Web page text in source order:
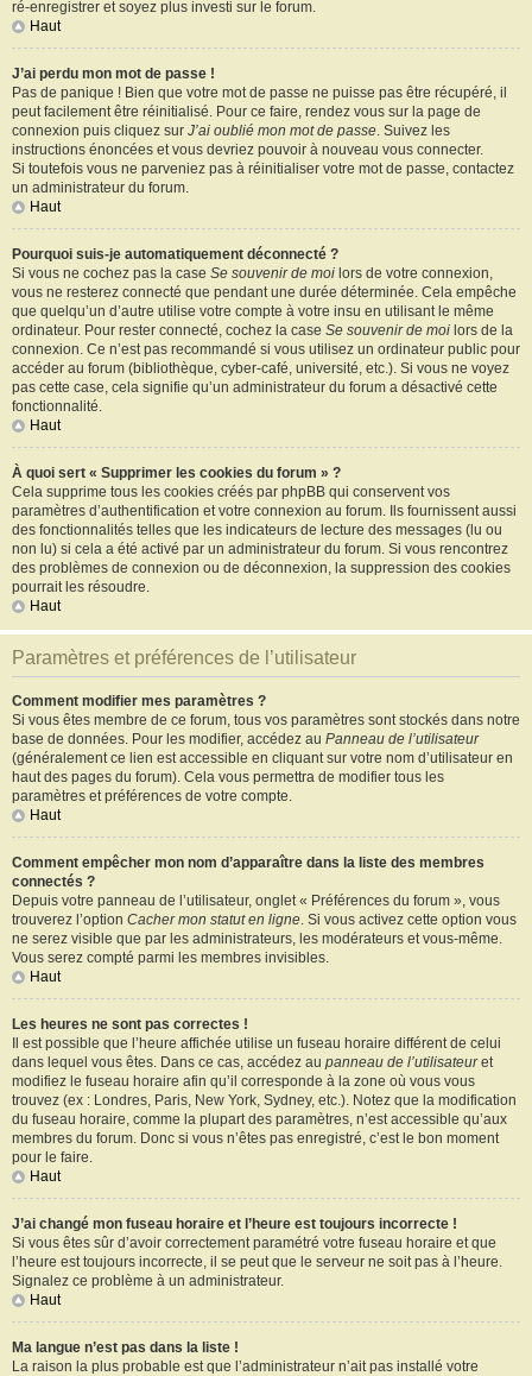
ré-enregistrer et soyez plus investi sur le forum.
Haut
J’ai perdu mon mot de passe !
Pas de panique ! Bien que votre mot de passe ne puisse pas être récupéré, il
peut facilement être réinitialisé. Pour ce faire, rendez vous sur la page de
connexion puis cliquez sur J’ai oublié mon mot de passe. Suivez les
instructions énoncées et vous devriez pouvoir à nouveau vous connecter.
Si toutefois vous ne parveniez pas à réinitialiser votre mot de passe, contactez
un administrateur du forum.
Haut
Pourquoi suis-je automatiquement déconnecté ?
Si vous ne cochez pas la case Se souvenir de moi lors de votre connexion,
vous ne resterez connecté que pendant une durée déterminée. Cela empêche
que quelqu’un d’autre utilise votre compte à votre insu en utilisant le même
ordinateur. Pour rester connecté, cochez la case Se souvenir de moi lors de la
connexion. Ce n’est pas recommandé si vous utilisez un ordinateur public pour
accéder au forum (bibliothèque, cyber-café, université, etc.). Si vous ne voyez
pas cette case, cela signifie qu’un administrateur du forum a désactivé cette
fonctionnalité.
Haut
À quoi sert « Supprimer les cookies du forum » ?
Cela supprime tous les cookies créés par phpBB qui conservent vos
paramètres d’authentification et votre connexion au forum. Ils fournissent aussi
des fonctionnalités telles que les indicateurs de lecture des messages (lu ou
non lu) si cela a été activé par un administrateur du forum. Si vous rencontrez
des problèmes de connexion ou de déconnexion, la suppression des cookies
pourrait les résoudre.
Haut
Paramètres et préférences de l’utilisateur
Comment modifier mes paramètres ?
Si vous êtes membre de ce forum, tous vos paramètres sont stockés dans notre
base de données. Pour les modifier, accédez au Panneau de l’utilisateur
(généralement ce lien est accessible en cliquant sur votre nom d’utilisateur en
haut des pages du forum). Cela vous permettra de modifier tous les
paramètres et préférences de votre compte.
Haut
Comment empêcher mon nom d’apparaître dans la liste des membres
connectés ?
Depuis votre panneau de l’utilisateur, onglet « Préférences du forum », vous
trouverez l’option Cacher mon statut en ligne. Si vous activez cette option vous
ne serez visible que par les administrateurs, les modérateurs et vous-même.
Vous serez compté parmi les membres invisibles.
Haut
Les heures ne sont pas correctes !
Il est possible que l’heure affichée utilise un fuseau horaire différent de celui
dans lequel vous êtes. Dans ce cas, accédez au panneau de l’utilisateuret
modifiez le fuseau horaire afin qu’il corresponde à la zone où vous vous
trouvez (ex : Londres, Paris, New York, Sydney, etc.). Notez que la modification
du fuseau horaire, comme la plupart des paramètres, n’est accessible qu’aux
membres du forum. Donc si vous n’êtes pas enregistré, c’est le bon moment
pour le faire.
Haut
J’ai changé mon fuseau horaire et l’heure est toujours incorrecte !
Si vous êtes sûr d’avoir correctement paramétré votre fuseau horaire et que
l’heure est toujours incorrecte, il se peut que le serveur ne soit pas à l’heure.
Signalez ce problème à un administrateur.
Haut
Ma langue n’est pas dans la liste !
La raison la plus probable est que l’administrateur n’ait pas installé votre